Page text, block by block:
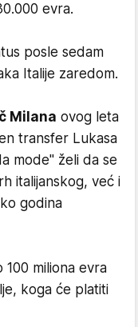
evra.
posle sedam
Italije zaredom.
Milana ovog leta
transfer Lukasa
mode" želi da se
italijanskog, već i
godina
miliona evra
koga će platiti